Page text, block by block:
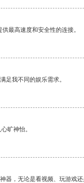
最高速度和安全性的连接。
足我不同的娱乐需求。
旷神怡。
器，无论是看视频、玩游戏